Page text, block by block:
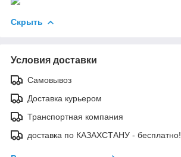
Скрыть
Условия доставки
Самовывоз
Доставка курьером
Транспортная компания
доставка по КАЗАХСТАНУ - бесплатно!